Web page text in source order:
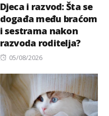
Djeca i razvod: Šta se
događa među braćom
i sestrama nakon
razvoda roditelja?
Posted
05/08/2026